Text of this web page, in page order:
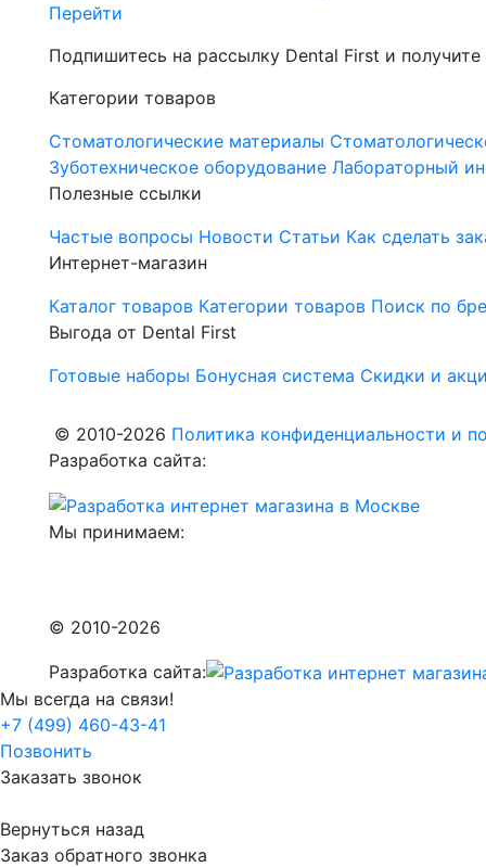
Перейти
Подпишитесь на рассылку Dental First и
Категории товаров
Стоматологические материалы
Зуботехническое оборудование Лабораторный
Полезные ссылки
Частые вопросы Новости Статьи Как сделать
Интернет-магазин
Каталог товаров Категории товаров Поиск по
Выгода от Dental First
Готовые наборы Бонусная система Скидки и
© 2010-2026 Политика конфиденциальности и
Разработка сайта:
Мы принимаем:
© 2010-2026
Разработка сайта:
Мы всегда на связи!
+7 (499) 460-43-41
Позвонить
Заказать звонок
Вернуться назад
Заказ обратного звонка